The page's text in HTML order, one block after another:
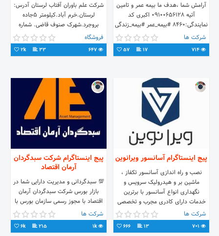
آرامش شما ،هدف ما بیمه عمر و تامین
آتیه ۰۹۱۰۰۶۵۶۱۲۸ اکبری کد
نمایندگی:۸۴۶۰ #بیمه_عمر #بیمه_زندگی
#بیمه
#بیمه_پاسارگاد#بیمه_عمر_و_تامین_آتیه_پاسارگاد
با بیمه عمر آینده تو بساز
شرکت ها
17
57
شرکت علم باوران آفتاب لرستان آدرس:
لرستان.خرم آباد.کیلومتر ۵جاده
بروجرد.شهرک صنوف قاضی. شماره
تماس: 09163612872
تلگرام@tamisshoor
فروشگاه
33
2k
پیج اینستاگرام آسانسور ویرانوین
نصب و راه اندازی آسانسور تکفاز ،
ماشین بر و هیدرولیک سرویس و
نگهداری انواع آسانسور با برترین
خدمات دارای کادری مجرب و تخصصی
شرکت ها
13
666
پیج اینستاگرام شرکت سبدگردان
آرمان اقتصاد
💯 سبدگردانی و مدیریت دارایی شما در
بازار بورس شرکت سبدگردان آرمان
اقتصاد با مجوز رسمی سازمان بورس با
هفت سال سابقه فعالیت رسمی
مدیریت دارایی شما را در بازار بورس می
پذیرد حداقل مبلغ 100 میلیون تومان
شرکت ها
1k
215
6k